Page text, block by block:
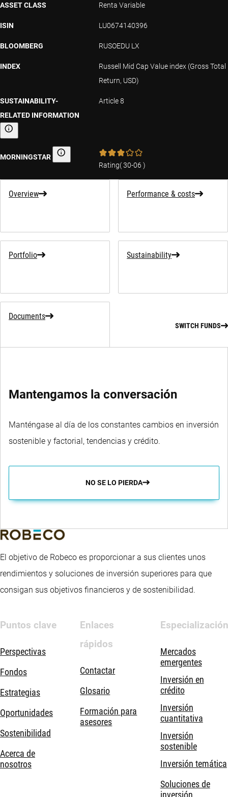
ASSET CLASS Renta Variable
ISIN LU0674140396
BLOOMBERG RUSOEDU LX
INDEX
Russell Mid Cap Value index (Gross Total
Return, USD)
SUSTAINABILITY-
RELATED INFORMATION
Sustainability-related information
Article 8
MORNINGSTAR Morningstar
Rating(30-06 )
Overview Performance & costs
Portfolio Sustainability
Documents
SWITCH FUNDS
Mantengamos la conversación
Manténgase al día de los constantes cambios en inversión
sostenible y factorial, tendencias y crédito.
NO SE LO PIERDA
El objetivo de Robeco es proporcionar a sus clientes unos
rendimientos y soluciones de inversión superiores para que
consigan sus objetivos financieros y de sostenibilidad.
Puntos clave
Perspectivas
Fondos
Estrategias
Oportunidades
Sostenibilidad
Acerca de
nosotros
Enlaces
rápidos
Contactar
Glosario
Formación para
asesores
Especialización
Mercados
emergentes
Inversión en
crédito
Inversión
cuantitativa
Inversión
sostenible
Inversión temática
Soluciones de